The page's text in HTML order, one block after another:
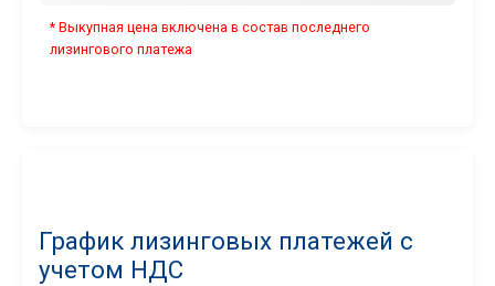
* Выкупная цена включена в состав последнего
лизингового платежа
График лизинговых платежей с
учетом НДС